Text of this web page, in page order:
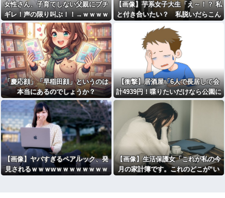
女性さん、子育てしない父親にブチ
ギレ！声の限り叫ぶ！！→ｗｗｗｗ
【画像】芋系女子大生「え～！？ 私
と付き合いたい？ 私脱いだらこん
なんだけどいいの…？
「慶応顔」「早稲田顔」というのは
本当にあるのでしょうか？
【衝撃】居酒屋「6人で長居して会
計4939円！喋りたいだけなら公園に
行ってくれ（怒」←これｗｗｗｗｗ
(※画像あり)
【画像】ヤバすぎるペアルック、発
見されるｗｗｗwｗｗｗｗｗｗｗｗ
【画像】生活保護女「これが私の今
月の家計簿です。これのどこが“い